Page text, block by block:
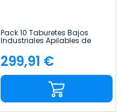
Pack 10 Taburetes Bajos
Industriales Apilables de
Acero y Madera
38x38x46cm Thinia Home
Precio
299,91 €